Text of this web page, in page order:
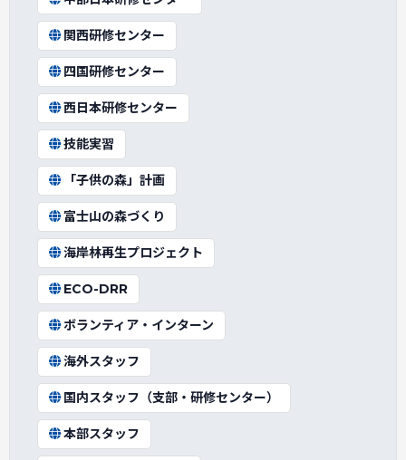
関西研修センター
四国研修センター
西日本研修センター
技能実習
「子供の森」計画
富士山の森づくり
海岸林再生プロジェクト
ECO-DRR
ボランティア・インターン
海外スタッフ
国内スタッフ（支部・研修センター）
本部スタッフ